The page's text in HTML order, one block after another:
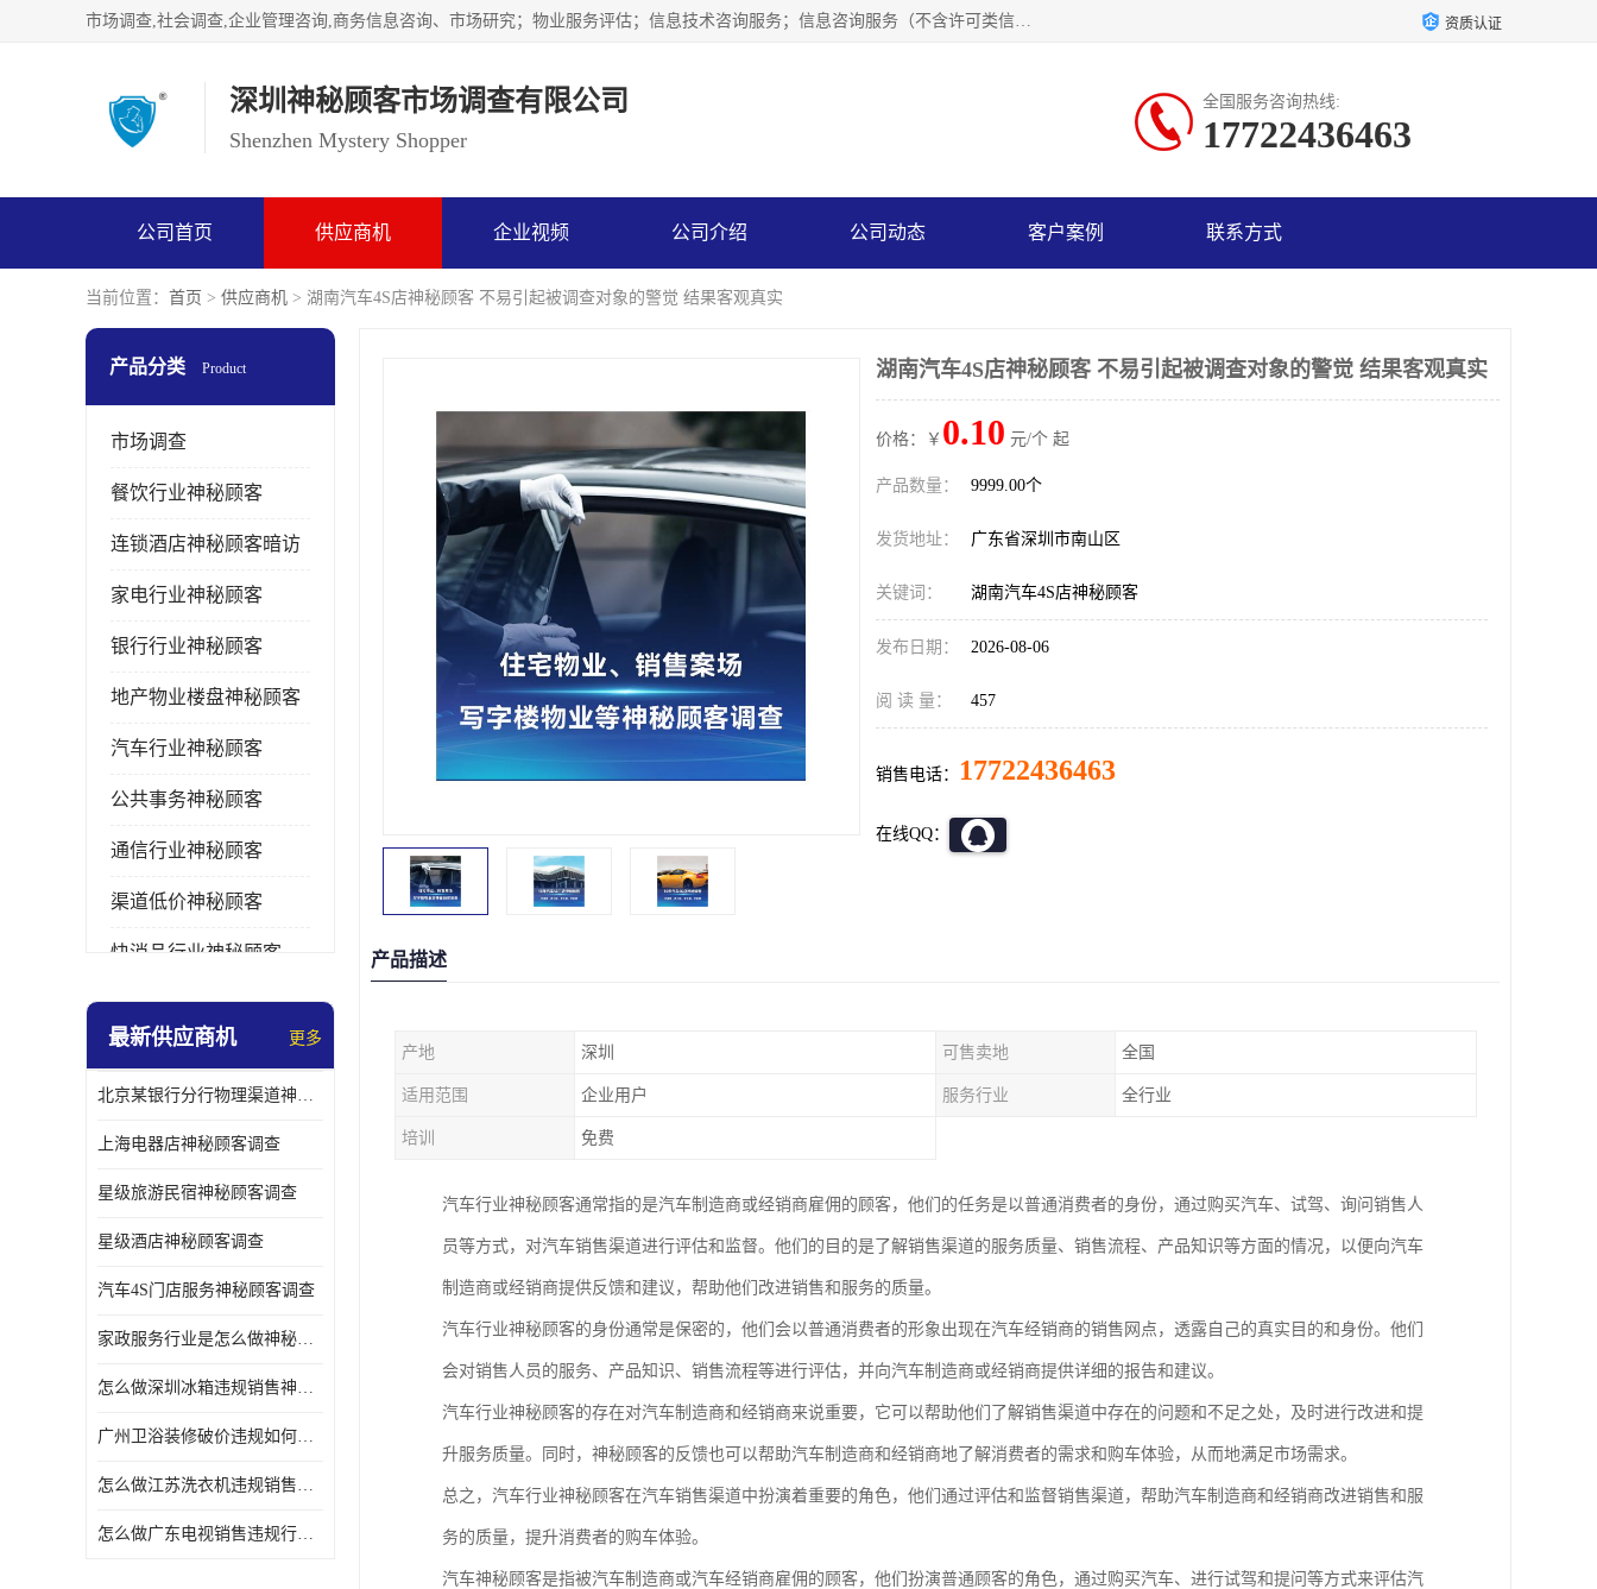
市场调查,社会调查,企业管理咨询,商务信息咨询、市场研究；物业服务评估；信息技术咨询服务；信息咨询服务（不含许可类信息咨询服务）；社会经济咨询服务；技术服务、技术开发、技术咨询、技术交流、技术转让、技术推广；企业信用调查和评估。 资质认证
深圳神秘顾客市场调查有限公司
Shenzhen Mystery Shopper
全国服务咨询热线:
17722436463
公司首页 供应商机 企业视频 公司介绍 公司动态 客户案例 联系方式
当前位置： 首页 > 供应商机 > 湖南汽车4S店神秘顾客 不易引起被调查对象的警觉 结果客观真实
产品分类 Product
市场调查
餐饮行业神秘顾客
连锁酒店神秘顾客暗访
家电行业神秘顾客
银行行业神秘顾客
地产物业楼盘神秘顾客
汽车行业神秘顾客
公共事务神秘顾客
通信行业神秘顾客
渠道低价神秘顾客
快消品行业神秘顾客
医疗行业神秘顾客
金融行业神秘顾客
服装行业神秘顾客暗访
最新供应商机 更多
北京某银行分行物理渠道神秘人检查服务质量
上海电器店神秘顾客调查
星级旅游民宿神秘顾客调查
星级酒店神秘顾客调查
汽车4S门店服务神秘顾客调查
家政服务行业是怎么做神秘顾客调研
怎么做深圳冰箱违规销售神秘顾客检测
广州卫浴装修破价违规如何进行神秘顾客暗访调查
怎么做江苏洗衣机违规销售神秘顾客检测
怎么做广东电视销售违规行为神秘顾客检测
湖南汽车4S店神秘顾客 不易引起被调查对象的警觉 结果客观真实
价格：￥ 0.10 元/个 起
产品数量： 9999.00个
发货地址： 广东省深圳市南山区
关键词： 湖南汽车4S店神秘顾客
发布日期： 2026-08-06
阅 读 量： 457
销售电话： 17722436463
在线QQ：
产品描述
产地 深圳 可售卖地 全国
适用范围 企业用户 服务行业 全行业
培训 免费
汽车行业神秘顾客通常指的是汽车制造商或经销商雇佣的顾客，他们的任务是以普通消费者的身份，通过购买汽车、试驾、询问销售人
员等方式，对汽车销售渠道进行评估和监督。他们的目的是了解销售渠道的服务质量、销售流程、产品知识等方面的情况，以便向汽车
制造商或经销商提供反馈和建议，帮助他们改进销售和服务的质量。
汽车行业神秘顾客的身份通常是保密的，他们会以普通消费者的形象出现在汽车经销商的销售网点，透露自己的真实目的和身份。他们
会对销售人员的服务、产品知识、销售流程等进行评估，并向汽车制造商或经销商提供详细的报告和建议。
汽车行业神秘顾客的存在对汽车制造商和经销商来说重要，它可以帮助他们了解销售渠道中存在的问题和不足之处，及时进行改进和提
升服务质量。同时，神秘顾客的反馈也可以帮助汽车制造商和经销商地了解消费者的需求和购车体验，从而地满足市场需求。
总之，汽车行业神秘顾客在汽车销售渠道中扮演着重要的角色，他们通过评估和监督销售渠道，帮助汽车制造商和经销商改进销售和服
务的质量，提升消费者的购车体验。
汽车神秘顾客是指被汽车制造商或汽车经销商雇佣的顾客，他们扮演普通顾客的角色，通过购买汽车、进行试驾和提问等方式来评估汽